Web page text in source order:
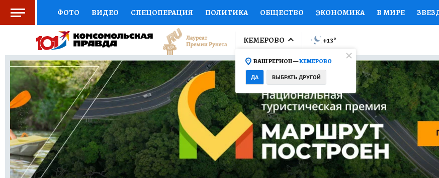
ФОТО ВИДЕО СПЕЦОПЕРАЦИЯ ПОЛИТИКА ОБЩЕСТВО ЭКОНОМИКА В МИРЕ
СОЦПОДДЕРЖКА НАУКА СПОРТ КОЛУМНИСТЫ ПРОИСШЕСТВИЯ
ВЫБОР ЭКСПЕРТОВ ДОКТОР ФИНАНСЫ ОТКРЫВАЕМ МИР Я ЗНАЮ СЕМЬЯ ЖЕНСКИЕ
КНИЖНАЯ ПОЛКА ПРОГНОЗЫ НА СПОРТ ПРОМОКОДЫ СЕРИАЛЫ СПЕЦПРОЕКТЫ
ПРЕСС-ЦЕНТР НЕДВИЖИМОСТЬ ТЕЛЕВИЗОР КОНКУРСЫ РАБОТА У НАС ГИД
РЕКЛАМА ТЕСТЫ НОВОЕ НА САЙТЕ
КЕМЕРОВО
ВАШ РЕГИОН —КЕМЕРОВО
ДА ВЫБРАТЬ ДРУГОЙ
+13°